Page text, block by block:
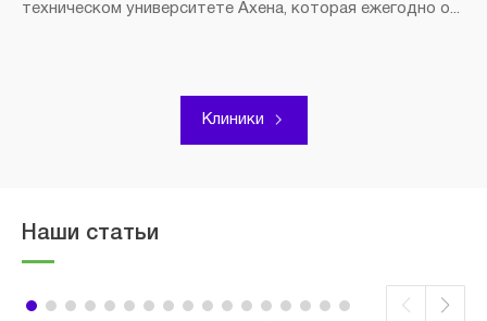
техническом университете Ахена, которая ежегодно о...
Клиники
Наши статьи